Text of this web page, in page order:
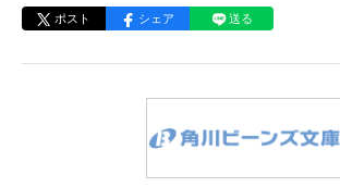
ポスト シェア 送る